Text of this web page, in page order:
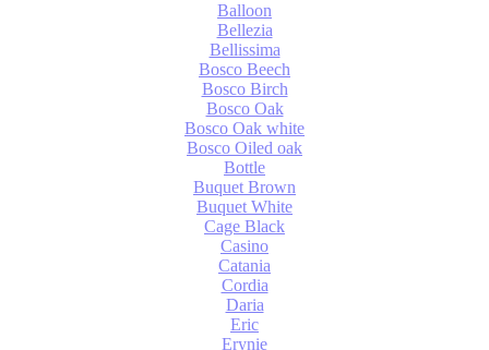
Balloon
Bellezia
Bellissima
Bosco Beech
Bosco Birch
Bosco Oak
Bosco Oak white
Bosco Oiled oak
Bottle
Buquet Brown
Buquet White
Cage Black
Casino
Catania
Cordia
Daria
Eric
Erynie